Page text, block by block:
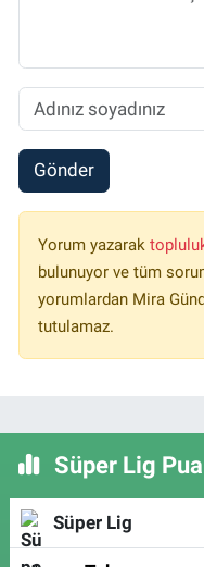
Gönder
Yorum yazarak
bulunuyor ve tüm
yorumlardan Mira
tutulamaz.
Süper Lig
Süper Lig